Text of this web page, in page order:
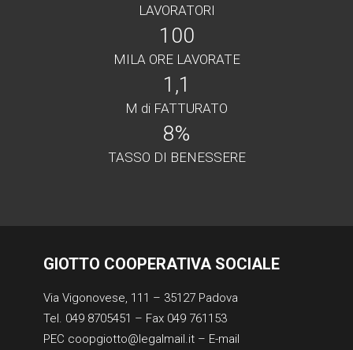
LAVORATORI
100
MILA ORE LAVORATE
1,1
M di FATTURATO
8%
TASSO DI BENESSERE
GIOTTO COOPERATIVA SOCIALE
Via Vigonovese, 111 – 35127 Padova
Tel. 049 8705451 – Fax 049 761153
PEC coopgiotto@legalmail.it – E-mail